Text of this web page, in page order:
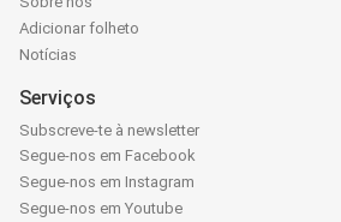
Adicionar folheto
Notícias
Serviços
Subscreve-te à newsletter
Segue-nos em Facebook
Segue-nos em Instagram
Segue-nos em Youtube